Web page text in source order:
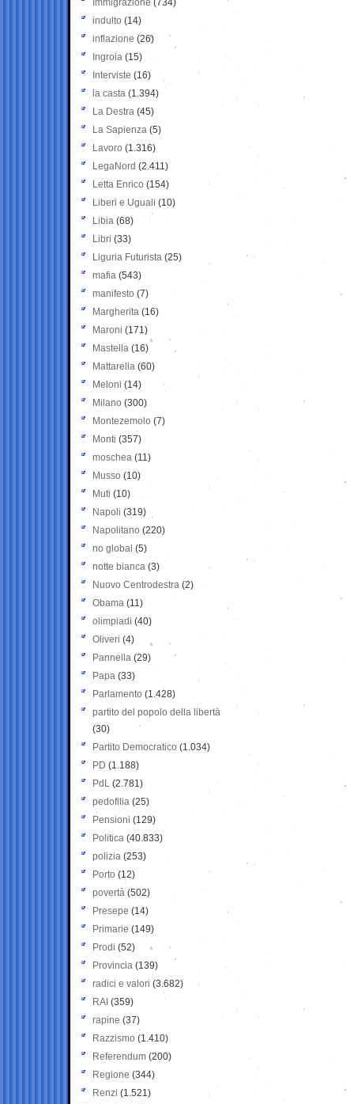
Immigrazione (734)
indulto (14)
inflazione (26)
Ingroia (15)
Interviste (16)
la casta (1.394)
La Destra (45)
La Sapienza (5)
Lavoro (1.316)
LegaNord (2.411)
Letta Enrico (154)
Liberi e Uguali (10)
Libia (68)
Libri (33)
Liguria Futurista (25)
mafia (543)
manifesto (7)
Margherita (16)
Maroni (171)
Mastella (16)
Mattarella (60)
Meloni (14)
Milano (300)
Montezemolo (7)
Monti (357)
moschea (11)
Musso (10)
Muti (10)
Napoli (319)
Napolitano (220)
no global (5)
notte bianca (3)
Nuovo Centrodestra (2)
Obama (11)
olimpiadi (40)
Oliveri (4)
Pannella (29)
Papa (33)
Parlamento (1.428)
partito del popolo della libertà
(30)
Partito Democratico (1.034)
PD (1.188)
PdL (2.781)
pedofilia (25)
Pensioni (129)
Politica (40.833)
polizia (253)
Porto (12)
povertà (502)
Presepe (14)
Primarie (149)
Prodi (52)
Provincia (139)
radici e valori (3.682)
RAI (359)
rapine (37)
Razzismo (1.410)
Referendum (200)
Regione (344)
Renzi (1.521)